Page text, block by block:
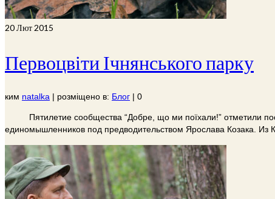
20Лют 2015
Первоцвіти Ічнянського парку
ким natalka | розміщено в: Блог | 0
Пятилетие сообщества “Добре, що ми поїхали!” отметили
единомышленников под предводительством Ярослава Козака.